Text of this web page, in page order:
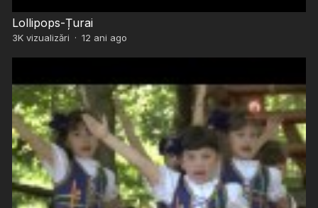
Lollipops-Țurai
3Kvizualizări · 12 ani ago